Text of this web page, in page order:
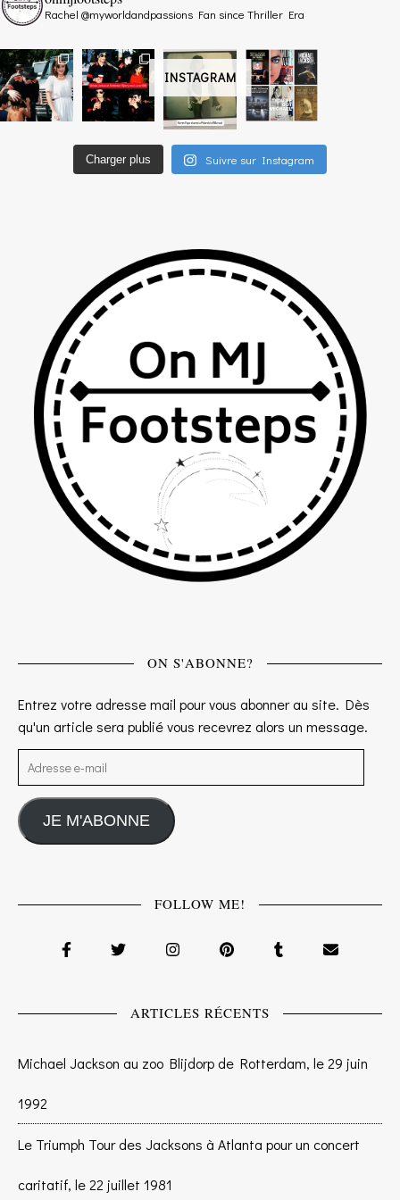
INSTAGRAM
Rachel @myworldandpassions Fan since Thriller Era
Charger plus Suivre sur Instagram
ON S'ABONNE?
Entrez votre adresse mail pour vous abonner au site. Dès
qu'un article sera publié vous recevrez alors un message.
Adresse e-mail
JE M'ABONNE
FOLLOW ME!
ARTICLES RÉCENTS
Michael Jackson au zoo Blijdorp de Rotterdam, le 29 juin
1992
Le Triumph Tour des Jacksons à Atlanta pour un concert
caritatif, le 22 juillet 1981